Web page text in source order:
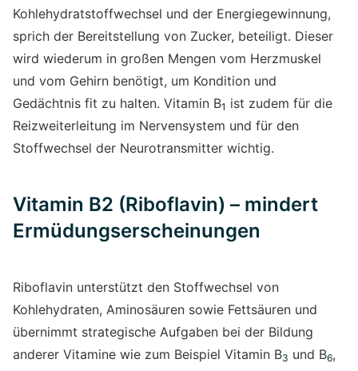
Kohlehydratstoffwechsel und der Energiegewinnung,
sprich der Bereitstellung von Zucker, beteiligt. Dieser
wird wiederum in großen Mengen vom Herzmuskel
und vom Gehirn benötigt, um Kondition und
Gedächtnis fit zu halten. Vitamin B1 ist zudem für die
Reizweiterleitung im Nervensystem und für den
Stoffwechsel der Neurotransmitter wichtig.
Vitamin B2 (Riboflavin) – mindert
Ermüdungserscheinungen
Riboflavin unterstützt den Stoffwechsel von
Kohlehydraten, Aminosäuren sowie Fettsäuren und
übernimmt strategische Aufgaben bei der Bildung
anderer Vitamine wie zum Beispiel Vitamin B3 und B6,